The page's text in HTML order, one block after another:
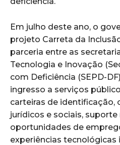
Em julho deste ano, o
projeto Carreta da
parceria entre as
Tecnologia e Inovação
com Deficiência (SEPD-
ingresso a serviços
carteiras de
jurídicos e sociais, suporte
oportunidades de
experiências tecnológicas